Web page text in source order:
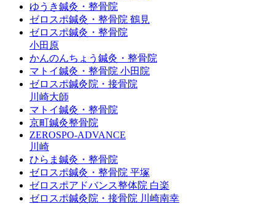
ゆうき鍼灸・整骨院
ゼロスポ鍼灸・整骨院 鶴見
ゼロスポ鍼灸・整骨院
小田原
かんのんちょう鍼灸・整骨院
マトイ鍼灸・整骨院 小田院
ゼロスポ鍼灸院・接骨院
川崎大師
マトイ鍼灸・整骨院
京町鍼灸整骨院
ZEROSPO-ADVANCE
川崎
ひらま鍼灸・整骨院
ゼロスポ鍼灸・整骨院 平塚
ゼロスポアドバンス整体院 白楽
ゼロスポ鍼灸院・接骨院 川崎南幸